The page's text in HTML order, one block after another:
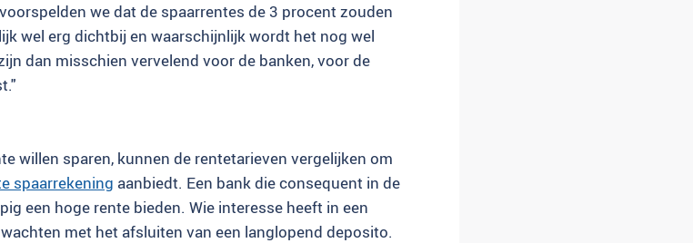
we dat de spaarrentes de 3 procent zouden
wel erg dichtbij en waarschijnlijk wordt het nog wel
dan misschien vervelend voor de banken, voor de
willen sparen, kunnen de rentetarieven vergelijken om
spaarrekening aanbiedt. Een bank die consequent in de
een hoge rente bieden. Wie interesse heeft in een
met het afsluiten van een langlopend deposito.